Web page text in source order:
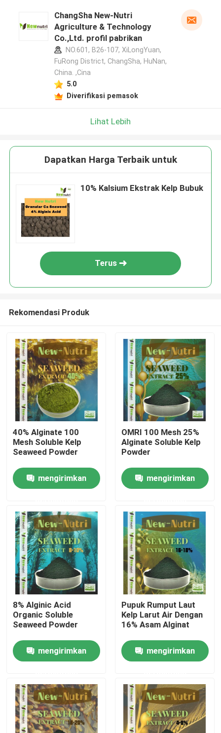
Rumah
Produk
Tentang kami
Tur Pabrik
Kontrol kualitas
Hubungi kami
Pupuk Organik Asam Amino
Pupuk Organik Nitrogen
ChangSha New-Nutri
Agriculture & Technology
Co.,Ltd. profil pabrikan
NO.601, B26-107, XiLongYuan,
FuRong District, ChangSha, HuNan,
China. ,Cina
5.0
Diverifikasi pemasok
Lihat Lebih
Dapatkan Harga Terbaik untuk
10% Kalsium Ekstrak Kelp Bubuk
Terus
Rekomendasi Produk
40% Alginate 100
Mesh Soluble Kelp
Seaweed Powder
mengirimkan
OMRI 100 Mesh 25%
Alginate Soluble Kelp
Powder
mengirimkan
8% Alginic Acid
Organic Soluble
Seaweed Powder
mengirimkan
Pupuk Rumput Laut
Kelp Larut Air Dengan
16% Asam Alginat
mengirimkan